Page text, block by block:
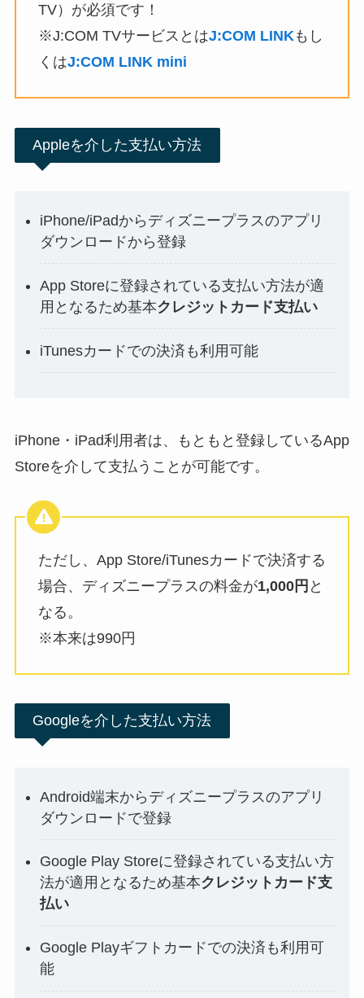
TV）が必須です！
※J:COM TVサービスとはJ:COM LINK もし
くはJ:COM LINK mini
Appleを介した支払い方法
iPhone/iPadからディズニープラスのアプリ
ダウンロードから登録
App Storeに登録されている支払い方法が適
用となるため基本クレジットカード支払い
iTunesカードでの決済も利用可能
iPhone・iPad利用者は、もともと登録しているApp
Storeを介して支払うことが可能です。
ただし、App Store/iTunesカードで決済する
場合、ディズニープラスの料金が1,000円 と
なる。
※本来は990円
Googleを介した支払い方法
Android端末からディズニープラスのアプリ
ダウンロードで登録
Google Play Storeに登録されている支払い方
法が適用となるため基本クレジットカード支
払い
Google Playギフトカードでの決済も利用可
能